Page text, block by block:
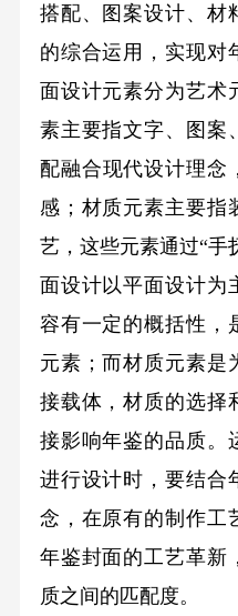
搭配、图案设计、材
的综合运用，实现对
面设计元素分为艺术
素主要指文字、图案
配融合现代设计理念
感；材质元素主要指
艺，这些元素通过“手
面设计以平面设计为
容有一定的概括性，
元素；而材质元素是
接载体，材质的选择
接影响年鉴的品质。
进行设计时，要结合
念，在原有的制作工
年鉴封面的工艺革新
质之间的匹配度。